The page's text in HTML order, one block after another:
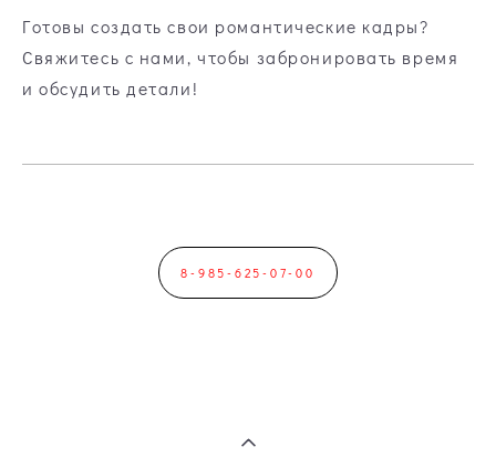
Готовы создать свои романтические кадры?
Свяжитесь с нами, чтобы забронировать время
и обсудить детали!
8-985-625-07-00